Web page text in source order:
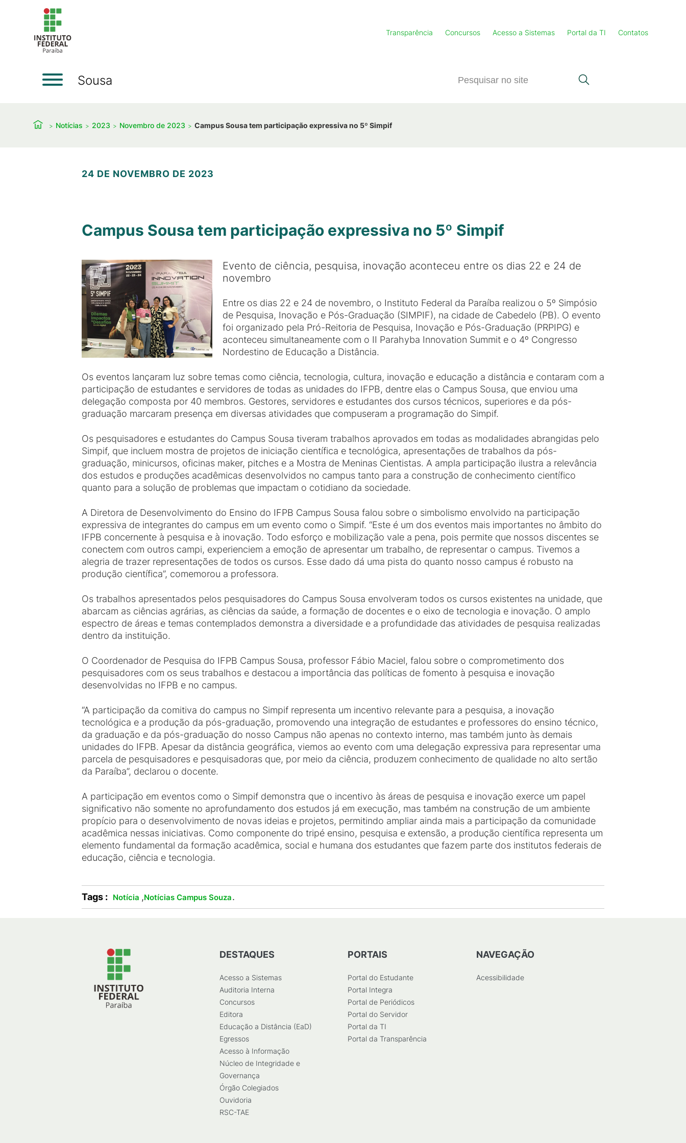
Transparência Concursos Acesso a Sistemas Portal da TI Contatos
Sousa
Notícias 2023 Novembro de 2023 Campus Sousa tem participação expressiva no 5º Simpif
24 DE NOVEMBRO DE 2023
Campus Sousa tem participação expressiva no 5º Simpif
Evento de ciência, pesquisa, inovação aconteceu entre os dias 22 e 24 de
novembro
Entre os dias 22 e 24 de novembro, o Instituto Federal da Paraíba realizou o 5º Simpósio
de Pesquisa, Inovação e Pós-Graduação (SIMPIF), na cidade de Cabedelo (PB). O evento
foi organizado pela Pró-Reitoria de Pesquisa, Inovação e Pós-Graduação (PRPIPG) e
aconteceu simultaneamente com o II Parahyba Innovation Summit e o 4º Congresso
Nordestino de Educação a Distância.
Os eventos lançaram luz sobre temas como ciência, tecnologia, cultura, inovação e educação a distância e contaram com a
participação de estudantes e servidores de todas as unidades do IFPB, dentre elas o Campus Sousa, que enviou uma
delegação composta por 40 membros. Gestores, servidores e estudantes dos cursos técnicos, superiores e da pós-
graduação marcaram presença em diversas atividades que compuseram a programação do Simpif.
Os pesquisadores e estudantes do Campus Sousa tiveram trabalhos aprovados em todas as modalidades abrangidas pelo
Simpif, que incluem mostra de projetos de iniciação científica e tecnológica, apresentações de trabalhos da pós-
graduação, minicursos, oficinas maker, pitches e a Mostra de Meninas Cientistas. A ampla participação ilustra a relevância
dos estudos e produções acadêmicas desenvolvidos no campus tanto para a construção de conhecimento científico
quanto para a solução de problemas que impactam o cotidiano da sociedade.
A Diretora de Desenvolvimento do Ensino do IFPB Campus Sousa falou sobre o simbolismo envolvido na participação
expressiva de integrantes do campus em um evento como o Simpif. “Este é um dos eventos mais importantes no âmbito do
IFPB concernente à pesquisa e à inovação. Todo esforço e mobilização vale a pena, pois permite que nossos discentes se
conectem com outros campi, experienciem a emoção de apresentar um trabalho, de representar o campus. Tivemos a
alegria de trazer representações de todos os cursos. Esse dado dá uma pista do quanto nosso campus é robusto na
produção científica”, comemorou a professora.
Os trabalhos apresentados pelos pesquisadores do Campus Sousa envolveram todos os cursos existentes na unidade, que
abarcam as ciências agrárias, as ciências da saúde, a formação de docentes e o eixo de tecnologia e inovação. O amplo
espectro de áreas e temas contemplados demonstra a diversidade e a profundidade das atividades de pesquisa realizadas
dentro da instituição.
O Coordenador de Pesquisa do IFPB Campus Sousa, professor Fábio Maciel, falou sobre o comprometimento dos
pesquisadores com os seus trabalhos e destacou a importância das políticas de fomento à pesquisa e inovação
desenvolvidas no IFPB e no campus.
“A participação da comitiva do campus no Simpif representa um incentivo relevante para a pesquisa, a inovação
tecnológica e a produção da pós-graduação, promovendo una integração de estudantes e professores do ensino técnico,
da graduação e da pós-graduação do nosso Campus não apenas no contexto interno, mas também junto às demais
unidades do IFPB. Apesar da distância geográfica, viemos ao evento com uma delegação expressiva para representar uma
parcela de pesquisadores e pesquisadoras que, por meio da ciência, produzem conhecimento de qualidade no alto sertão
da Paraíba”, declarou o docente.
A participação em eventos como o Simpif demonstra que o incentivo às áreas de pesquisa e inovação exerce um papel
significativo não somente no aprofundamento dos estudos já em execução, mas também na construção de um ambiente
propício para o desenvolvimento de novas ideias e projetos, permitindo ampliar ainda mais a participação da comunidade
acadêmica nessas iniciativas. Como componente do tripé ensino, pesquisa e extensão, a produção científica representa um
elemento fundamental da formação acadêmica, social e humana dos estudantes que fazem parte dos institutos federais de
educação, ciência e tecnologia.
Tags : Notícia ,Notícias Campus Souza.
DESTAQUES
Acesso a Sistemas
Auditoria Interna
Concursos
Editora
Educação a Distância (EaD)
Egressos
Acesso à Informação
Núcleo de Integridade e
Governança
Órgão Colegiados
Ouvidoria
RSC-TAE
PORTAIS
Portal do Estudante
Portal Integra
Portal de Periódicos
Portal do Servidor
Portal da TI
Portal da Transparência
NAVEGAÇÃO
Acessibilidade